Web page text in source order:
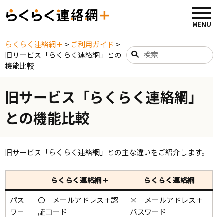
らくらく連絡網＋ > ご利用ガイド >
旧サービス「らくらく連絡網」との
機能比較
旧サービス「らくらく連絡網」
との機能比較
旧サービス「らくらく連絡網」との主な違いをご紹介します。
らくらく連絡網＋
らくらく連絡網
パス
ワー
〇 メールアドレス＋認
証コード
× メールアドレス＋
パスワード